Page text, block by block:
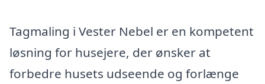
Tagmaling i Vester Nebel er en kompetent
løsning for husejere, der ønsker at
forbedre husets udseende og forlænge